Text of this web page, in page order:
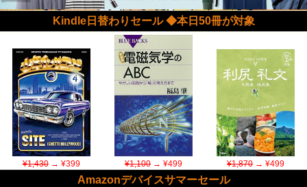
Kindle日替わりセール ◆本日50冊が対象
¥1,430→ ¥399 ¥1,100→ ¥499 ¥1,870→ ¥499
Amazonデバイスサマーセール